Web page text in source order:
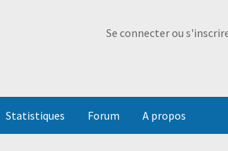
Se connecter ou
Statistiques Forum A propos